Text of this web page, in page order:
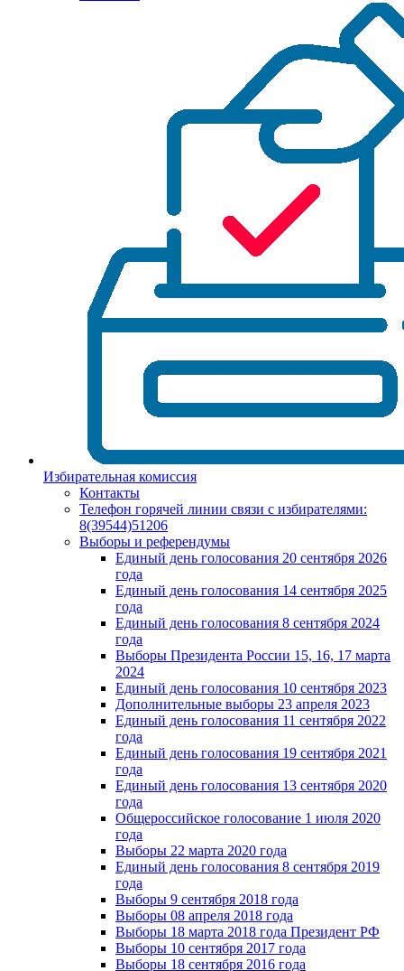
Избирательная комиссия
Контакты
Телефон горячей линии связи с избирателями:
8(39544)51206
Выборы и референдумы
Единый день голосования 20 сентября 2026
года
Единый день голосования 14 сентября 2025
года
Единый день голосования 8 сентября 2024
года
Выборы Президента России 15, 16, 17 марта
2024
Единый день голосования 10 сентября 2023
Дополнительные выборы 23 апреля 2023
Единый день голосования 11 сентября 2022
года
Единый день голосования 19 сентября 2021
года
Единый день голосования 13 сентября 2020
года
Общероссийское голосование 1 июля 2020
года
Выборы 22 марта 2020 года
Единый день голосования 8 сентября 2019
года
Выборы 9 сентября 2018 года
Выборы 08 апреля 2018 года
Выборы 18 марта 2018 года Президент РФ
Выборы 10 сентября 2017 года
Выборы 18 сентября 2016 года